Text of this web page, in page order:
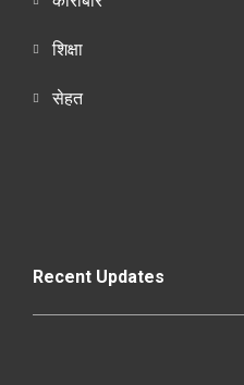
शिक्षा
सेहत
Recent Updates